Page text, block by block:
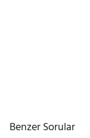
Benzer Sorular